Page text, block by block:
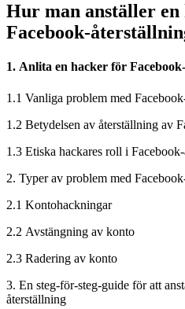
Hur man anställer
Facebook-
1. Anlita en hacker för
1.1 Vanliga problem med
1.2 Betydelsen av återställning av
1.3 Etiska hackares roll i
2. Typer av problem med
2.1 Kontohackningar
2.2 Avstängning av konto
2.3 Radering av konto
3. En steg-för-steg-guide för att
återställning